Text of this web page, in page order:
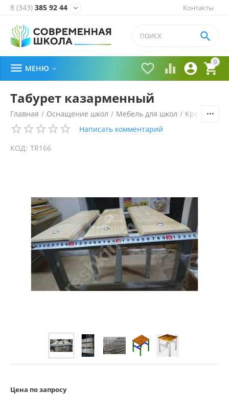
Контакты
8 (343) 385 92 44 
0


 

 МЕНЮ 
Табурет казарменный
Главная / Оснащение школ / Мебель для школ / Кресла и
Написать комментарий
КОД: TR166
Цена по запросу